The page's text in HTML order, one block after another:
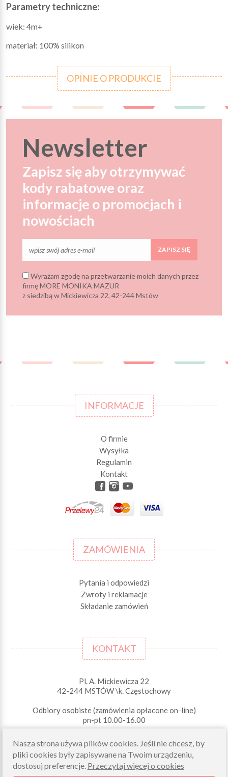
Parametry techniczne:
wiek: 4m+
materiał: 100% silikon
OPINIE O PRODUKCIE
Newsletter
Zapisz się aby otrzymywać
kody rabatowe oraz
informacje o promocjach i
nowościach
ZAPISZ SIĘ
Wyrażam zgodę na przetwarzanie moich danych przez
firmę MORE MONIKA MAZUR
z siedzibą w Mickiewicza 22, 42-244 Mstów
INFORMACJE
O firmie
Wysyłka
Regulamin
Kontakt
ZAMÓWIENIA
Pytania i odpowiedzi
Zwroty i reklamacje
Składanie zamówień
KONTAKT
Pl. A. Mickiewicza 22
42-244 MSTÓW \k. Częstochowy
Odbiory osobiste (zamówienia opłacone on-line)
pn-pt 10.00-16.00
+48 34 506 50 60
+48 34 506 50 70
NIP 573 262 56 01
Nasza strona używa plików cookies. Jeśli nie chcesz, by
pliki cookies były zapisywane na Twoim urządzeniu,
dostosuj preferencje. Przeczytaj więcej o cookies